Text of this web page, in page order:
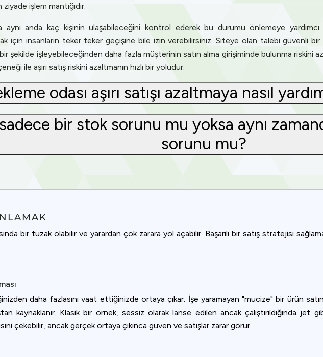
işlem mantığıdır.
anda kaç kişinin ulaşabileceğini kontrol ederek bu durumu önlemeye yardımcı
için insanların teker teker geçişine bile izin verebilirsiniz. Siteye olan talebi güvenli
şekilde işleyebileceğinden daha fazla müşterinin satın alma girişiminde bulunma riskini
ile aşırı satış riskini azaltmanın hızlı bir yoludur.
odası aşırı satışı azaltmaya nasıl
sadece bir stok sorunu mu yoksa aynı
sorunu mu?
bir tuzak olabilir ve yarardan çok zarara yol açabilir. Başarılı bir satış stratejisi
daha fazlasını vaat ettiğinizde ortaya çıkar. İşe yaramayan "mucize" bir ürün
kaynaklanır. Klasik bir örnek, sessiz olarak lanse edilen ancak çalıştırıldığında
çekebilir, ancak gerçek ortaya çıkınca güven ve satışlar zarar görür.